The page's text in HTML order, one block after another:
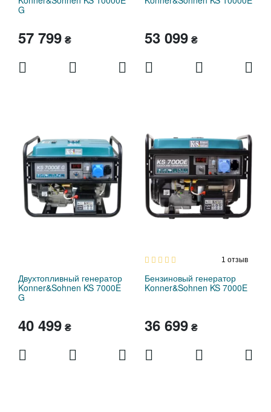
G
57 799₴ 53 099₴
Двухтопливный генератор
Konner&Sohnen KS 7000E
G
40 499₴
1 отзыв
Бензиновый генератор
Konner&Sohnen KS 7000E
36 699₴